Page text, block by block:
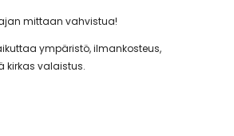
mittaan vahvistua!
ympäristö, ilmankosteus,
kirkas valaistus.